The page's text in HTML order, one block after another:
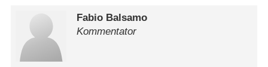
Fabio Balsamo
Kommentator